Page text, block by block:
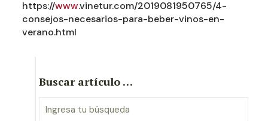
https://www.vinetur.com/2019081950765/4-
consejos-necesarios-para-beber-vinos-en-
verano.html
Buscar artículo …